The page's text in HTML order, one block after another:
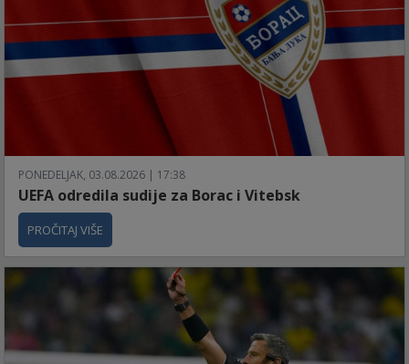
PONEDELJAK, 03.08.2026 | 17:38
UEFA odredila sudije za Borac i Vitebsk
PROČITAJ VIŠE